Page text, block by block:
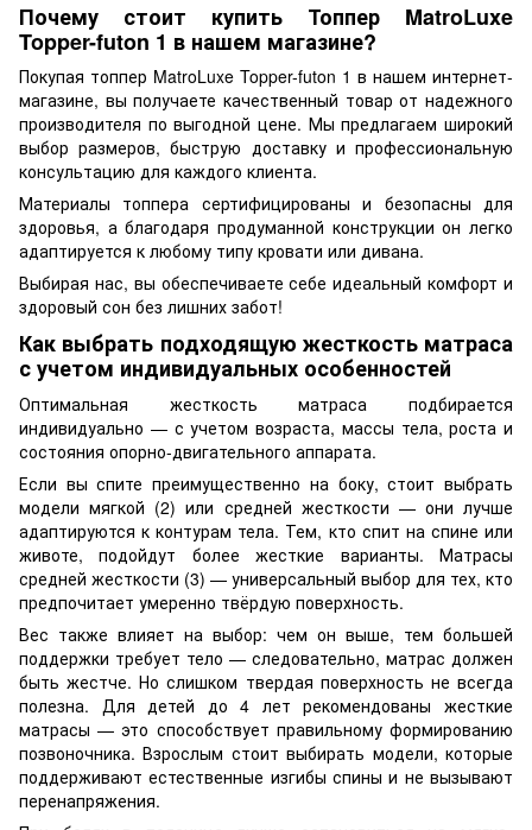
Почему стоит купить Топпер MatroLuxe
Topper-futon 1 в нашем магазине?
Покупая топпер MatroLuxe Topper-futon 1 в нашем интернет-
магазине, вы получаете качественный товар от надежного
производителя по выгодной цене. Мы предлагаем широкий
выбор размеров, быструю доставку и профессиональную
консультацию для каждого клиента.
Материалы топпера сертифицированы и безопасны для
здоровья, а благодаря продуманной конструкции он легко
адаптируется к любому типу кровати или дивана.
Выбирая нас, вы обеспечиваете себе идеальный комфорт и
здоровый сон без лишних забот!
Как выбрать подходящую жесткость матраса
с учетом индивидуальных особенностей
Оптимальная жесткость матраса подбирается
индивидуально — с учетом возраста, массы тела, роста и
состояния опорно-двигательного аппарата.
Если вы спите преимущественно на боку, стоит выбрать
модели мягкой (2) или средней жесткости — они лучше
адаптируются к контурам тела. Тем, кто спит на спине или
животе, подойдут более жесткие варианты. Матрасы
средней жесткости (3) — универсальный выбор для тех, кто
предпочитает умеренно твёрдую поверхность.
Вес также влияет на выбор: чем он выше, тем большей
поддержки требует тело — следовательно, матрас должен
быть жестче. Но слишком твердая поверхность не всегда
полезна. Для детей до 4 лет рекомендованы жесткие
матрасы — это способствует правильному формированию
позвоночника. Взрослым стоит выбирать модели, которые
поддерживают естественные изгибы спины и не вызывают
перенапряжения.